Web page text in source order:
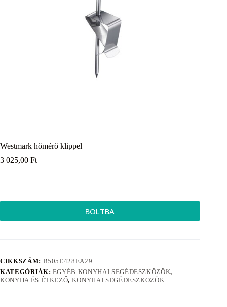
Westmark hőmérő klippel
3 025,00 Ft
BOLTBA
CIKKSZÁM: B505E428EA29
KATEGÓRIÁK: EGYÉB KONYHAI SEGÉDESZKÖZÖK,
KONYHA ÉS ÉTKEZŐ, KONYHAI SEGÉDESZKÖZÖK